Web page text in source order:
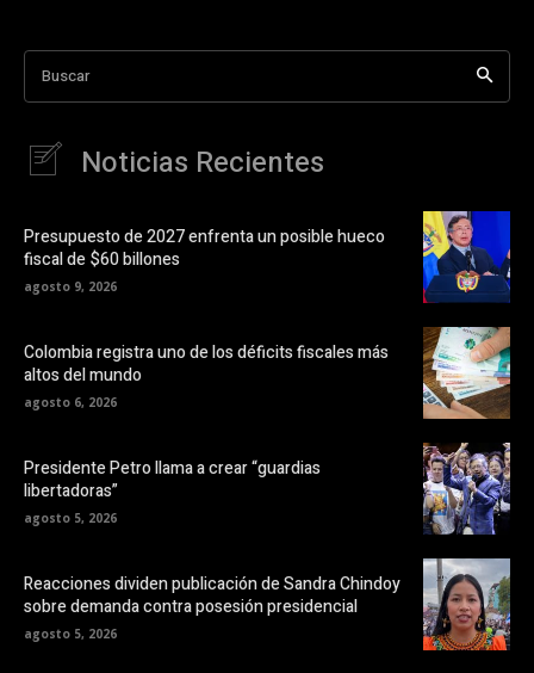
Buscar
Noticias Recientes
Presupuesto de 2027 enfrenta un posible hueco
fiscal de $60 billones
agosto 9, 2026
Colombia registra uno de los déficits fiscales más
altos del mundo
agosto 6, 2026
Presidente Petro llama a crear “guardias
libertadoras”
agosto 5, 2026
Reacciones dividen publicación de Sandra Chindoy
sobre demanda contra posesión presidencial
agosto 5, 2026